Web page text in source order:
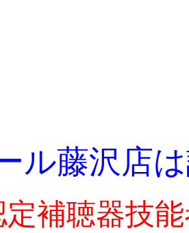
ル藤沢店
定補聴器技